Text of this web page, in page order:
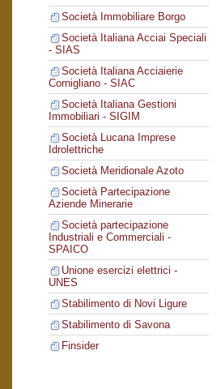
Società Immobiliare Borgo
Società Italiana Acciai Speciali
- SIAS
Società Italiana Acciaierie
Cornigliano - SIAC
Società Italiana Gestioni
Immobiliari - SIGIM
Società Lucana Imprese
Idrolettriche
Società Meridionale Azoto
Società Partecipazione
Aziende Minerarie
Società partecipazione
Industriali e Commerciali -
SPAICO
Unione esercizi elettrici -
UNES
Stabilimento di Novi Ligure
Stabilimento di Savona
Finsider